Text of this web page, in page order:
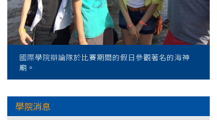
國際學院辯論隊於比賽期間的假日參觀著名的海神
廟。
學院消息